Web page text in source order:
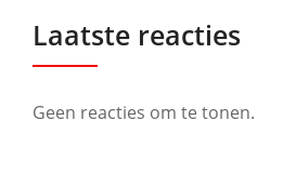
Laatste reacties
Geen reacties om te tonen.